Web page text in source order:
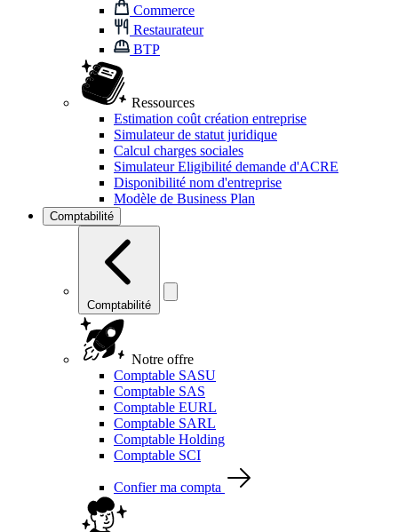
Commerce
Restaurateur
BTP
Ressources
Estimation coût création entreprise
Simulateur de statut juridique
Calcul charges sociales
Simulateur Eligibilité demande d'ACRE
Disponibilité nom d'entreprise
Modèle de Business Plan
Comptabilité
Comptabilité
Notre offre
Comptable SASU
Comptable SAS
Comptable EURL
Comptable SARL
Comptable Holding
Comptable SCI
Confier ma compta